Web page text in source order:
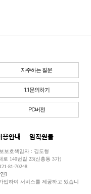
자주하는 질문
1:1문의하기
PC버전
용안내 임직원몰
보호책임자 : 김도형
140번길 23(신흥동 3가)
81-70248
]
입하여 서비스를 제공하고 있습니